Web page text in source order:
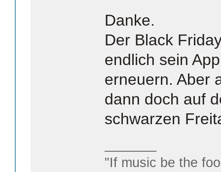
Danke.
Der Black
endlich sein
erneuern. Aber
dann doch auf
schwarzen
"If music be the